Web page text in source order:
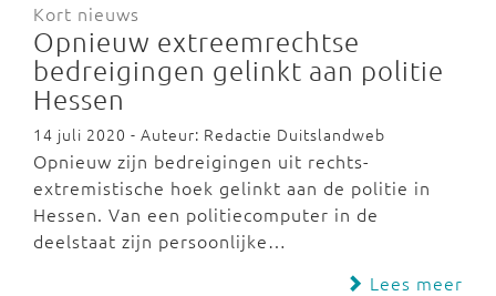
Kort nieuws
Opnieuw extreemrechtse
bedreigingen gelinkt aan politie
Hessen
14 juli 2020 - Auteur: Redactie Duitslandweb
Opnieuw zijn bedreigingen uit rechts-
extremistische hoek gelinkt aan de politie in
Hessen. Van een politiecomputer in de
deelstaat zijn persoonlijke…
Lees meer